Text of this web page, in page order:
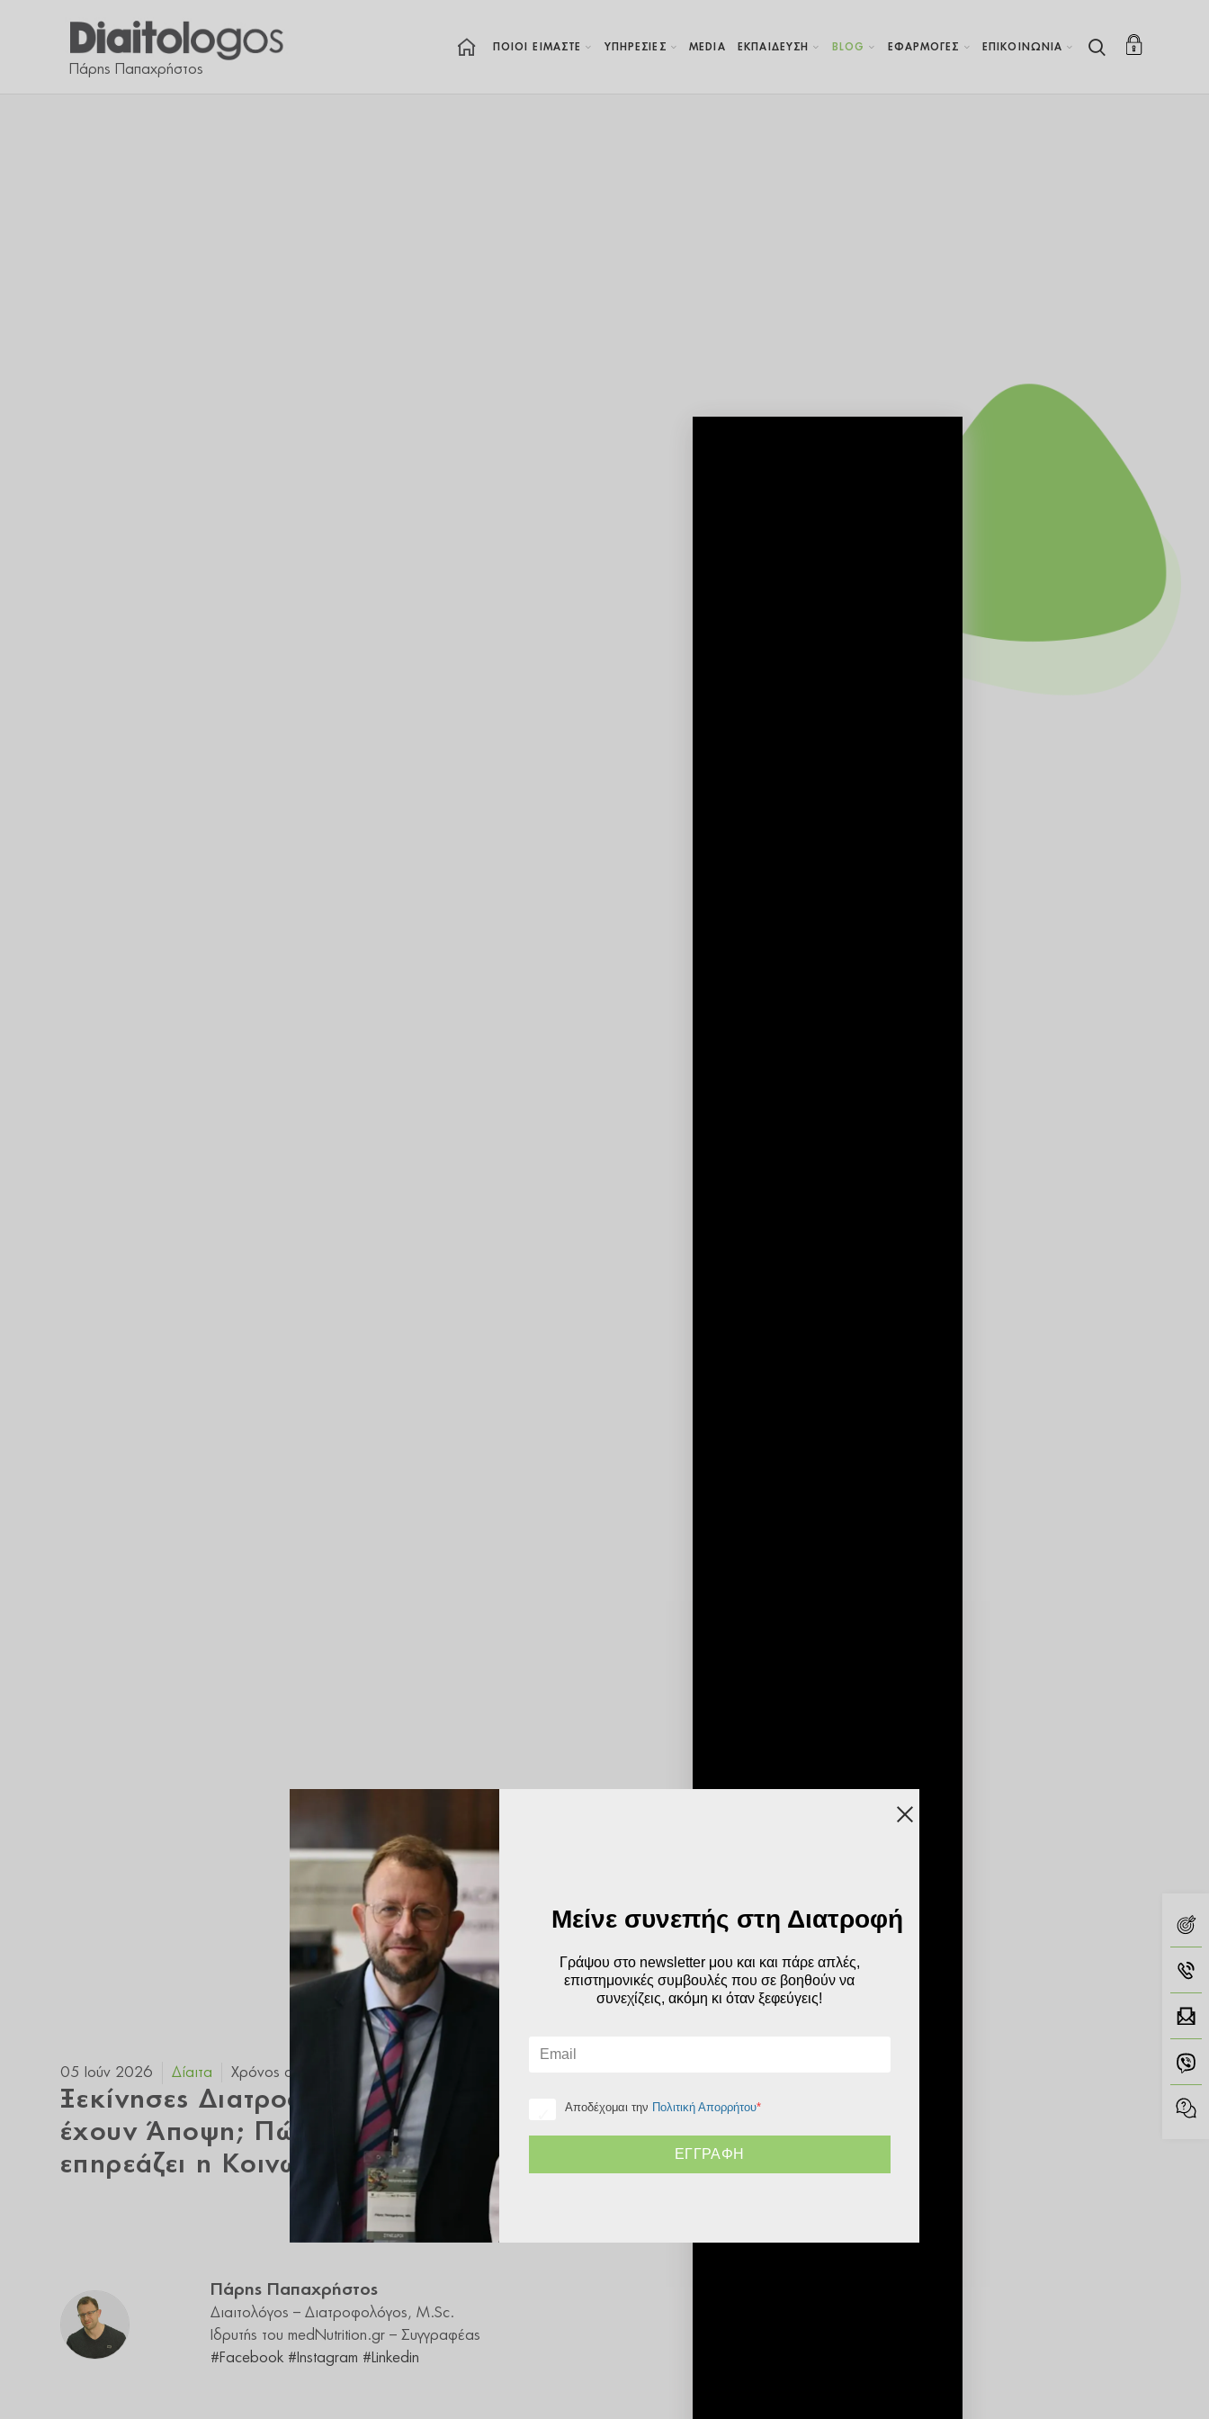
ΠΟΙΟΙ ΕΙΜΑΣΤΕ ΥΠΗΡΕΣΙΕΣ MEDIA ΕΚΠΑΊΔΕΥΣΗ BLOG ΕΦΑΡΜΟΓΕΣ ΕΠΙΚΟΙΝΩΝΙΑ
05 Ιούν 2026 Δίαιτα Χρόνος ανάγνωσης: 3 λεπτά
Ξεκίνησες Διατροφή και Όλοι
έχουν Άποψη; Πώς να μη σε
επηρεάζει η Κοινωνική Πίεση
Πάρης Παπαχρήστος
Διαιτολόγος – Διατροφολόγος, M.Sc.
Ιδρυτής του medNutrition.gr – Συγγραφέας
#Facebook #Instagram #Linkedin
Μείνε συνεπής στη Διατροφή
Γράψου στο newsletter μου και και πάρε απλές,
επιστημονικές συμβουλές που σε βοηθούν να
συνεχίζεις, ακόμη κι όταν ξεφεύγεις!
Αποδέχομαι την Πολιτική Απορρήτου*
ΕΓΓΡΑΦΉ